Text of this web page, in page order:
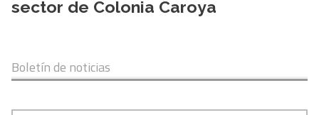
sector de Colonia Caroya
Boletín de noticias